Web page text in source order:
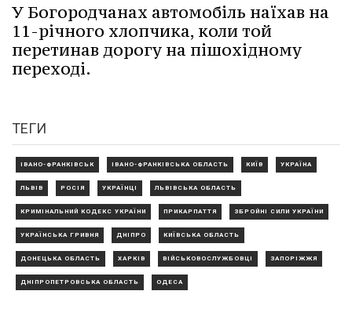
У Богородчанах автомобіль наїхав на
11-річного хлопчика, коли той
перетинав дорогу на пішохідному
переході.
ТЕГИ
ІВАНО-ФРАНКІВСЬК ІВАНО-ФРАНКІВСЬКА ОБЛАСТЬ КИЇВ УКРАЇНА
ЛЬВІВ РОСІЯ УКРАЇНЦІ ЛЬВІВСЬКА ОБЛАСТЬ
КРИМІНАЛЬНИЙ КОДЕКС УКРАЇНИ ПРИКАРПАТТЯ ЗБРОЙНІ СИЛИ УКРАЇНИ
УКРАЇНСЬКА ГРИВНЯ ДНІПРО КИЇВСЬКА ОБЛАСТЬ
ДОНЕЦЬКА ОБЛАСТЬ ХАРКІВ ВІЙСЬКОВОСЛУЖБОВЦІ ЗАПОРІЖЖЯ
ДНІПРОПЕТРОВСЬКА ОБЛАСТЬ ОДЕСА